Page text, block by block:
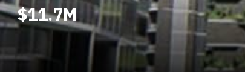
11.7M$